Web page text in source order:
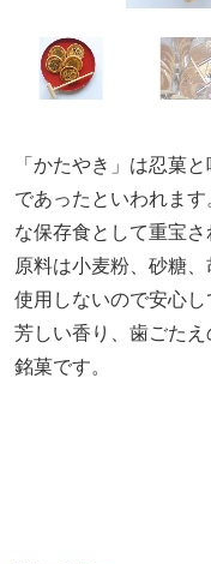
「かたやき」は忍菓
であったといわれま
な保存食として重宝さ
原料は小麦粉、砂糖
使用しないので安心
芳しい香り、歯ごた
銘菓です。